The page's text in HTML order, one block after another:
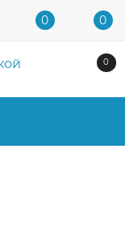
0 0
0